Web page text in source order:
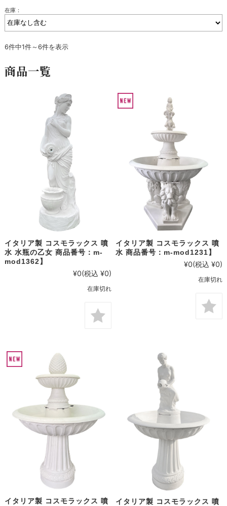
在庫：
6件中1件～6件を表示
商品一覧
イタリア製 コスモラックス 噴
水 水瓶の乙女 商品番号：m-
mod1362】
¥0(税込 ¥0)
在庫切れ
イタリア製 コスモラックス 噴
水 商品番号：m-mod1231】
¥0(税込 ¥0)
在庫切れ
イタリア製 コスモラックス 噴 イタリア製 コスモラックス 噴